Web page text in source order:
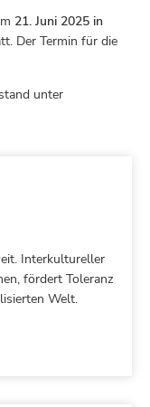
21. Juni 2025 in
Der Termin für die
unter
Interkultureller
fördert Toleranz
Welt.